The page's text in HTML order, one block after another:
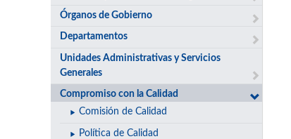
Órganos de Gobierno
Departamentos
Unidades Administrativas y Servicios
Generales
Compromiso con la Calidad
Comisión de Calidad
Política de Calidad